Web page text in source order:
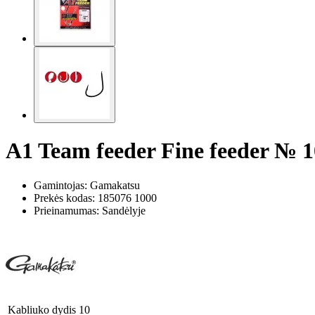
A1 Team feeder Fine feeder №
Gamintojas: Gamakatsu
Prekės kodas: 185076 1000
Prieinamumas: Sandėlyje
Kabliuko dydis 10